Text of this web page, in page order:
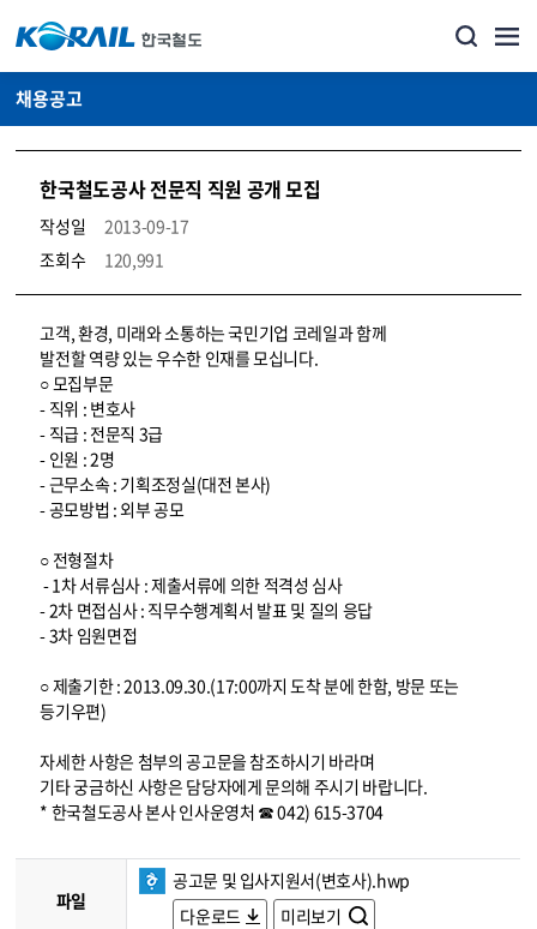
채용공고
한국철도공사 전문직 직원 공개 모집
작성일
2013-09-17
조회수
120,991
코레일소개_경영공시_채용공고 상세보기 – 내용, 파일, 담당자 연락처로 구성
고객, 환경, 미래와 소통하는 국민기업 코레일과 함께
발전할 역량 있는 우수한 인재를 모십니다.
○ 모집부문
- 직위 : 변호사
- 직급 : 전문직 3급
- 인원 : 2명
- 근무소속 : 기획조정실(대전 본사)
- 공모방법 : 외부 공모
○ 전형절차
- 1차 서류심사 : 제출서류에 의한 적격성 심사
- 2차 면접심사 : 직무수행계획서 발표 및 질의 응답
- 3차 임원면접
○ 제출기한 : 2013.09.30.(17:00까지 도착 분에 한함, 방문 또는
등기우편)
자세한 사항은 첨부의 공고문을 참조하시기 바라며
기타 궁금하신 사항은 담당자에게 문의해 주시기 바랍니다.
* 한국철도공사 본사 인사운영처 ☎ 042) 615-3704
파일
공고문 및 입사지원서(변호사).hwp
다운로드
미리보기